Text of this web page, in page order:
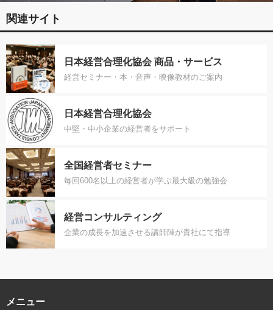
関連サイト
日本経営合理化協会 商品・サービス
経営セミナー・本・音声・映像教材のご案内
日本経営合理化協会
中堅・中小企業の経営者をサポート
全国経営者セミナー
毎回600名以上の経営者が学ぶ最大級の勉強会
経営コンサルティング
企業の成長を加速させる講師陣が貴社にて指導
メニュー